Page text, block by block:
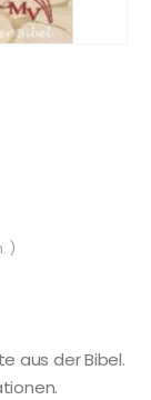
)
aus der Bibel.